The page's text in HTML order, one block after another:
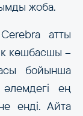
жоба.
атты
көшбасшы –
бойынша
ең
енді. Айта